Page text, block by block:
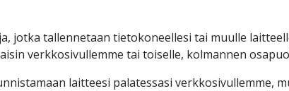
jotka tallennetaan tietokoneellesi tai muulle
verkkosivullemme tai toiselle, kolmannen
laitteesi palatessasi verkkosivullemme,